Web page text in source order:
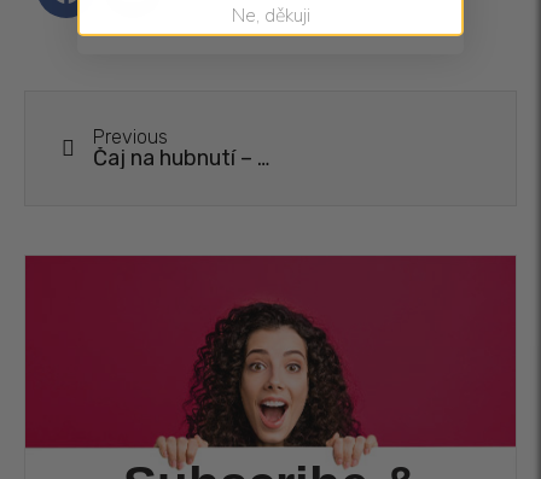
Previous
Čaj na hubnutí – recenze, výsledky a tipy
Ne, děkuji